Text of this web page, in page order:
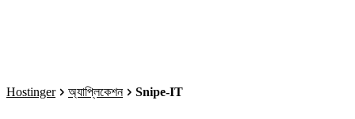
Hostinger অ্যাপ্লিকেশন Snipe-IT